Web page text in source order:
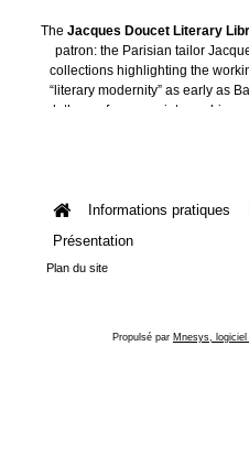
TheJacques Doucet Literary
patron: the Parisian tailor
collections highlighting the
“literary modernity” as early as
plethora of manuscripts,
Informations pratiques
Présentation
Plan du site
Propulsé par Mnesys,